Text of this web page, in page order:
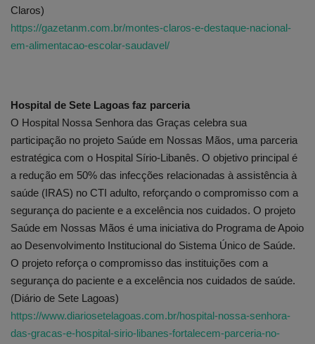
Claros)
https://gazetanm.com.br/montes-claros-e-destaque-nacional-
em-alimentacao-escolar-saudavel/
Hospital de Sete Lagoas faz parceria
O Hospital Nossa Senhora das Graças celebra sua
participação no projeto Saúde em Nossas Mãos, uma parceria
estratégica com o Hospital Sírio-Libanês. O objetivo principal é
a redução em 50% das infecções relacionadas à assistência à
saúde (IRAS) no CTI adulto, reforçando o compromisso com a
segurança do paciente e a excelência nos cuidados. O projeto
Saúde em Nossas Mãos é uma iniciativa do Programa de Apoio
ao Desenvolvimento Institucional do Sistema Único de Saúde.
O projeto reforça o compromisso das instituições com a
segurança do paciente e a excelência nos cuidados de saúde.
(Diário de Sete Lagoas)
https://www.diariosetelagoas.com.br/hospital-nossa-senhora-
das-gracas-e-hospital-sirio-libanes-fortalecem-parceria-no-